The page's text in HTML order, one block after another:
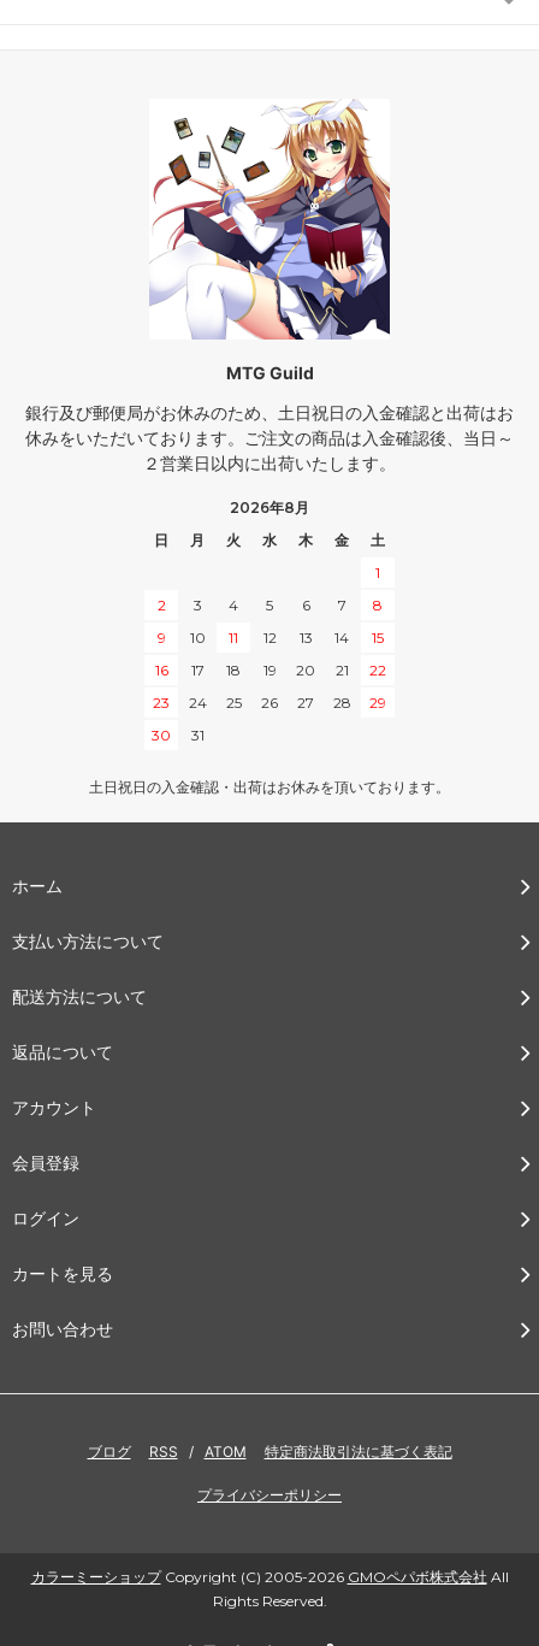
MTG Guild
銀行及び郵便局がお休みのため、土日祝日の入金確認と出荷はお
休みをいただいております。ご注文の商品は入金確認後、当日～
２営業日以内に出荷いたします。
2026年8月
日
月 火 水 木 金
土
1
2
3 4 5 6 7
8
9
10 11 12 13 14
15
16
17 18 19 20 21
22
23
24 25 26 27 28
29
30
31
土日祝日の入金確認・出荷はお休みを頂いております。
ホーム
支払い方法について
配送方法について
返品について
アカウント
会員登録
ログイン
カートを見る
お問い合わせ
ブログ RSS / ATOM 特定商法取引法に基づく表記
プライバシーポリシー
カラーミーショップCopyright (C) 2005-2026 GMOペパボ株式会社 All
Rights Reserved.